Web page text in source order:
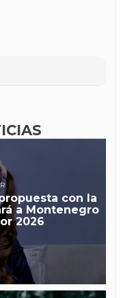
con la
a Montenegro
2026